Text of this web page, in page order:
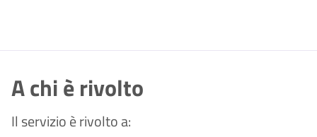
A chi è rivolto
Il servizio è rivolto a: